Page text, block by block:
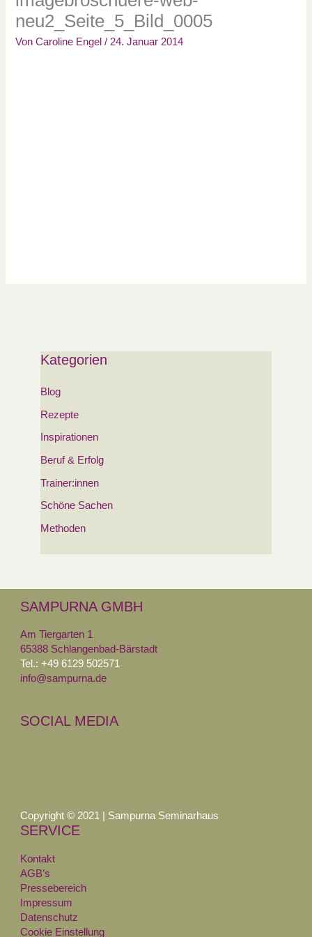
neu2_Seite_5_Bild_0005
VonCaroline Engel/ 24. Januar 2014
Kategorien
Blog
Rezepte
Inspirationen
Beruf & Erfolg
Trainer:innen
Schöne Sachen
Methoden
SAMPURNA GMBH
Am Tiergarten 1
65388 Schlangenbad-Bärstadt
Tel.: +49 6129 502571
info@sampurna.de
SOCIAL MEDIA
Copyright © 2021 | Sampurna Seminarhaus
SERVICE
Kontakt
AGB’s
Pressebereich
Impressum
Datenschutz
Cookie Einstellung